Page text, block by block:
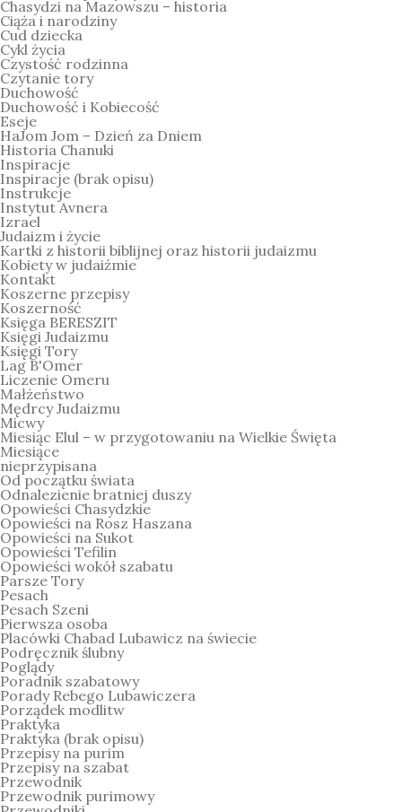
Chasydzi na Mazowszu – historia
Ciąża i narodziny
Cud dziecka
Cykl życia
Czystość rodzinna
Czytanie tory
Duchowość
Duchowość i Kobiecość
Eseje
HaJom Jom – Dzień za Dniem
Historia Chanuki
Inspiracje
Inspiracje (brak opisu)
Instrukcje
Instytut Avnera
Izrael
Judaizm i życie
Kartki z historii biblijnej oraz historii judaizmu
Kobiety w judaiźmie
Kontakt
Koszerne przepisy
Koszerność
Księga BERESZIT
Księgi Judaizmu
Księgi Tory
Lag B'Omer
Liczenie Omeru
Małżeństwo
Mędrcy Judaizmu
Micwy
Miesiąc Elul – w przygotowaniu na Wielkie Święta
Miesiące
nieprzypisana
Od początku świata
Odnalezienie bratniej duszy
Opowieści Chasydzkie
Opowieści na Rosz Haszana
Opowieści na Sukot
Opowieści Tefilin
Opowieści wokół szabatu
Parsze Tory
Pesach
Pesach Szeni
Pierwsza osoba
Placówki Chabad Lubawicz na świecie
Podręcznik ślubny
Poglądy
Poradnik szabatowy
Porady Rebego Lubawiczera
Porządek modlitw
Praktyka
Praktyka (brak opisu)
Przepisy na purim
Przepisy na szabat
Przewodnik
Przewodnik purimowy